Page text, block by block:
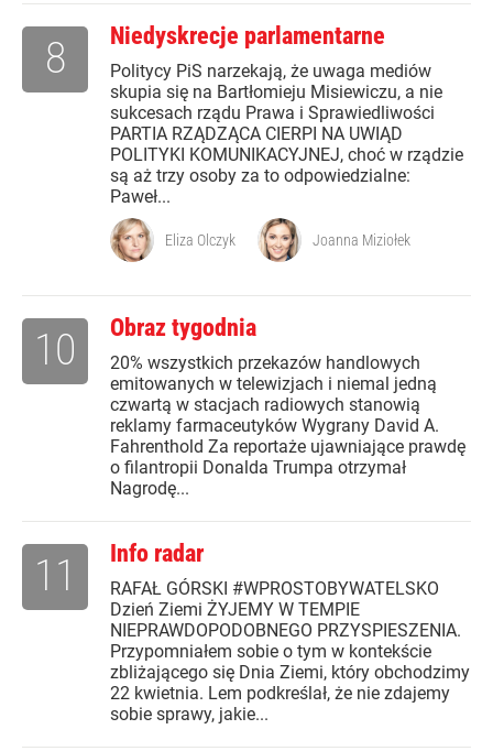
Niedyskrecje parlamentarne
Politycy PiS narzekają, że uwaga mediów
skupia się na Bartłomieju Misiewiczu, a nie
sukcesach rządu Prawa i Sprawiedliwości
PARTIA RZĄDZĄCA CIERPI NA UWIĄD
POLITYKI KOMUNIKACYJNEJ, choć w rządzie
są aż trzy osoby za to odpowiedzialne:
Paweł...
8
Eliza Olczyk Joanna Miziołek
Obraz tygodnia
20% wszystkich przekazów handlowych
emitowanych w telewizjach i niemal jedną
czwartą w stacjach radiowych stanowią
reklamy farmaceutyków Wygrany David A.
Fahrenthold Za reportaże ujawniające prawdę
o filantropii Donalda Trumpa otrzymał
Nagrodę...
10
Info radar
RAFAŁ GÓRSKI #WPROSTOBYWATELSKO
Dzień Ziemi ŻYJEMY W TEMPIE
NIEPRAWDOPODOBNEGO PRZYSPIESZENIA.
Przypomniałem sobie o tym w kontekście
zbliżającego się Dnia Ziemi, który obchodzimy
22 kwietnia. Lem podkreślał, że nie zdajemy
sobie sprawy, jakie...
11